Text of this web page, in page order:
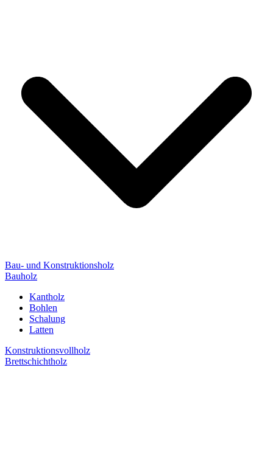
Bau- und Konstruktionsholz
Bauholz
Kantholz
Bohlen
Schalung
Latten
Konstruktionsvollholz
Brettschichtholz